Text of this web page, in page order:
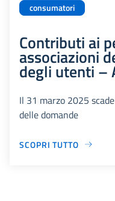
consumatori
Contributi ai
associazioni
degli utenti –
Il 31 marzo 2025
delle domande
SCOPRI TUTTO